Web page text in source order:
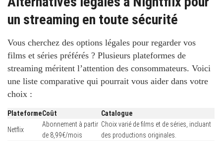
un streaming en toute sécurité
Vous cherchez des options légales pour regarder vos
films et séries préférés ? Plusieurs plateformes de
streaming méritent l’attention des consommateurs. Voici
une liste comparative qui pourrait vous aider dans votre
choix :
PlateformeCoût Catalogue
Netflix
Abonnement à partir
de 8,99€/mois
Choix varié de films et de séries, incluant
des productions originales.